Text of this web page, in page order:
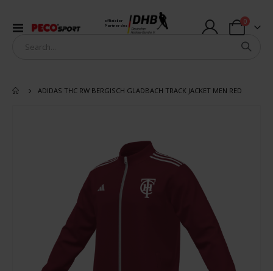
Navigation
offizieller
Partner des
Warenkorb
0Artikel
ADIDAS THC RW BERGISCH GLADBACH TRACK JACKET MEN RED